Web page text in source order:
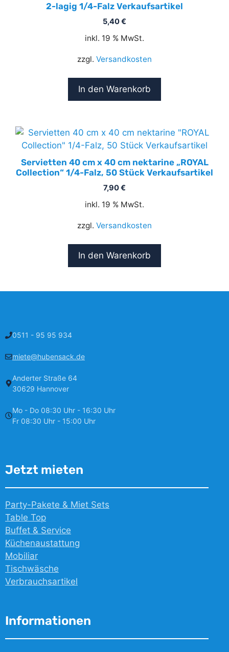
2-lagig 1/4-Falz Verkaufsartikel
5,40€
inkl. 19 % MwSt.
zzgl. Versandkosten
In den Warenkorb
Servietten 40 cm x 40 cm nektarine „ROYAL
Collection“ 1/4-Falz, 50 Stück Verkaufsartikel
7,90€
inkl. 19 % MwSt.
zzgl. Versandkosten
In den Warenkorb
0511 - 95 95 934
miete@hubensack.de
Anderter Straße 64
30629 Hannover
Mo - Do 08:30 Uhr - 16:30 Uhr
Fr 08:30 Uhr - 15:00 Uhr
Jetzt mieten
Party-Pakete & Miet Sets
Table Top
Buffet & Service
Küchenaustattung
Mobiliar
Tischwäsche
Verbrauchsartikel
Informationen